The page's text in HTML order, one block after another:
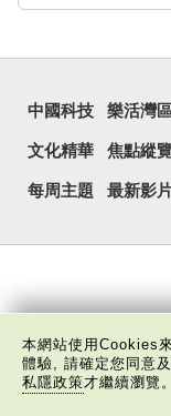
中國科技 樂活灣區
文化精華 焦點縱
每周主題 最新影
本網站使用Cookies
體驗, 請確定您同意
私隱政策才繼續瀏覽。